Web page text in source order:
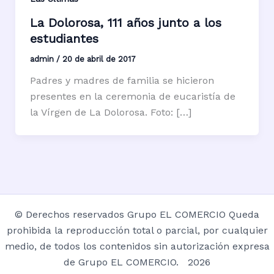
La Dolorosa, 111 años junto a los
estudiantes
admin / 20 de abril de 2017
Padres y madres de familia se hicieron
presentes en la ceremonia de eucaristía de
la Vírgen de La Dolorosa. Foto: […]
© Derechos reservados Grupo EL COMERCIO Queda
prohibida la reproducción total o parcial, por cualquier
medio, de todos los contenidos sin autorización expresa
de Grupo EL COMERCIO. 2026